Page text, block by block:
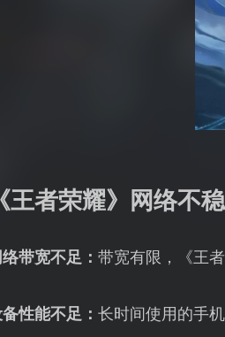
《王者荣耀》网络不
络带宽不足： 带宽有限，《王
性能不足： 长时间使用的手